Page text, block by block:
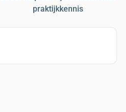
praktijkkennis